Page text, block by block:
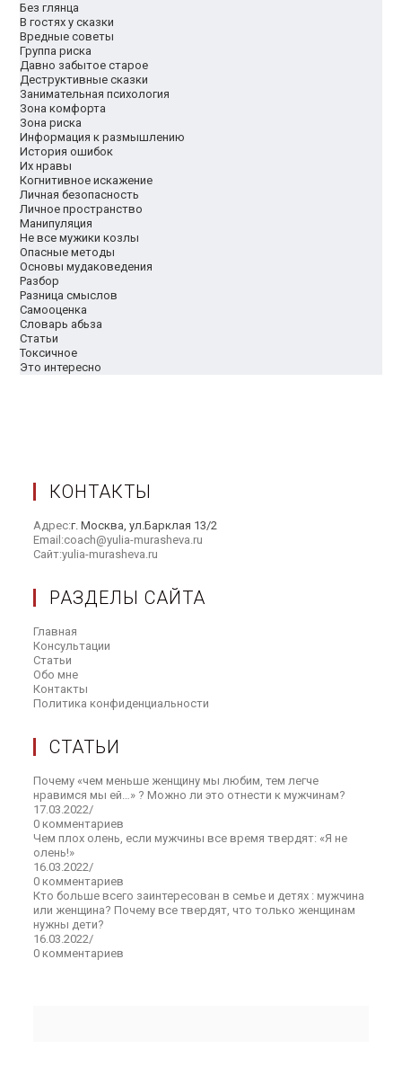
Без глянца
В гостях у сказки
Вредные советы
Группа риска
Давно забытое старое
Деструктивные сказки
Занимательная психология
Зона комфорта
Зона риска
Информация к размышлению
История ошибок
Их нравы
Когнитивное искажение
Личная безопасность
Личное пространство
Манипуляция
Не все мужики козлы
Опасные методы
Основы мудаковедения
Разбор
Разница смыслов
Самооценка
Словарь абьза
Статьи
Токсичное
Это интересно
КОНТАКТЫ
Адрес:г. Москва, ул.Барклая 13/2
Email:coach@yulia-murasheva.ru
Сайт:yulia-murasheva.ru
новой
вкладке
РАЗДЕЛЫ САЙТА
Главная
в
вкладке
Консультации
Статьи
в
новой
вкладке
Обо мнеОткроется
в
новой
Контакты
в
вкладке
Политика конфиденциальности
СТАТЬИ
Почему «чем меньше женщину мы любим, тем легче
нравимся мы ей…» ? Можно ли это отнести к мужчинам?
17.03.2022/
0 комментариев
Чем плох олень, если мужчины все время твердят: «Я не
олень!»
16.03.2022/
0 комментариев
Кто больше всего заинтересован в семье и детях : мужчина
или женщина? Почему все твердят, что только женщинам
нужны дети?
16.03.2022/
0 комментариев